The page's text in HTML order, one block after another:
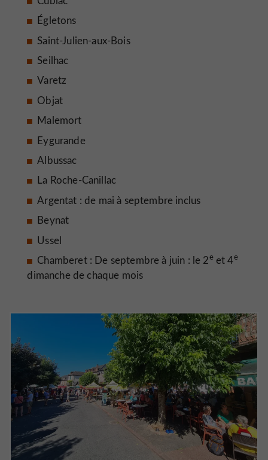
Égletons
Saint-Julien-aux-Bois
Seilhac
Varetz
Objat
Malemort
Eygurande
Albussac
La Roche-Canillac
Argentat : de mai à septembre inclus
Beynat
Ussel
Chamberet : De septembre à juin : le 2eet 4e
dimanche de chaque mois